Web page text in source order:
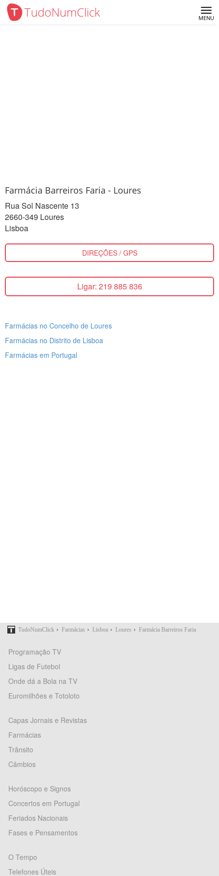
TudoNumClick MENU
Farmácia Barreiros Faria - Loures
Rua Sol Nascente 13
2660-349 Loures
Lisboa
DIREÇÕES / GPS
Ligar: 219 885 836
Farmácias no Concelho de Loures
Farmácias no Distrito de Lisboa
Farmácias em Portugal
TudoNumClick › Farmácias › Lisboa › Loures › Farmácia Barreiros Faria
Programação TV
Ligas de Futebol
Onde dá a Bola na TV
Euromilhões e Totoloto
Capas Jornais e Revistas
Farmácias
Trânsito
Câmbios
Horóscopo e Signos
Concertos em Portugal
Feriados Nacionais
Fases e Pensamentos
O Tempo
Telefones Úteis